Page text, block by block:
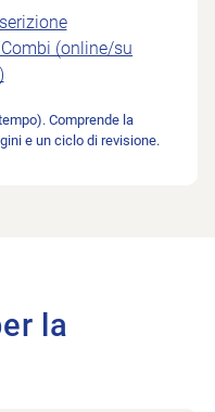
(online/su
Comprende la
e un ciclo di revisione.
la